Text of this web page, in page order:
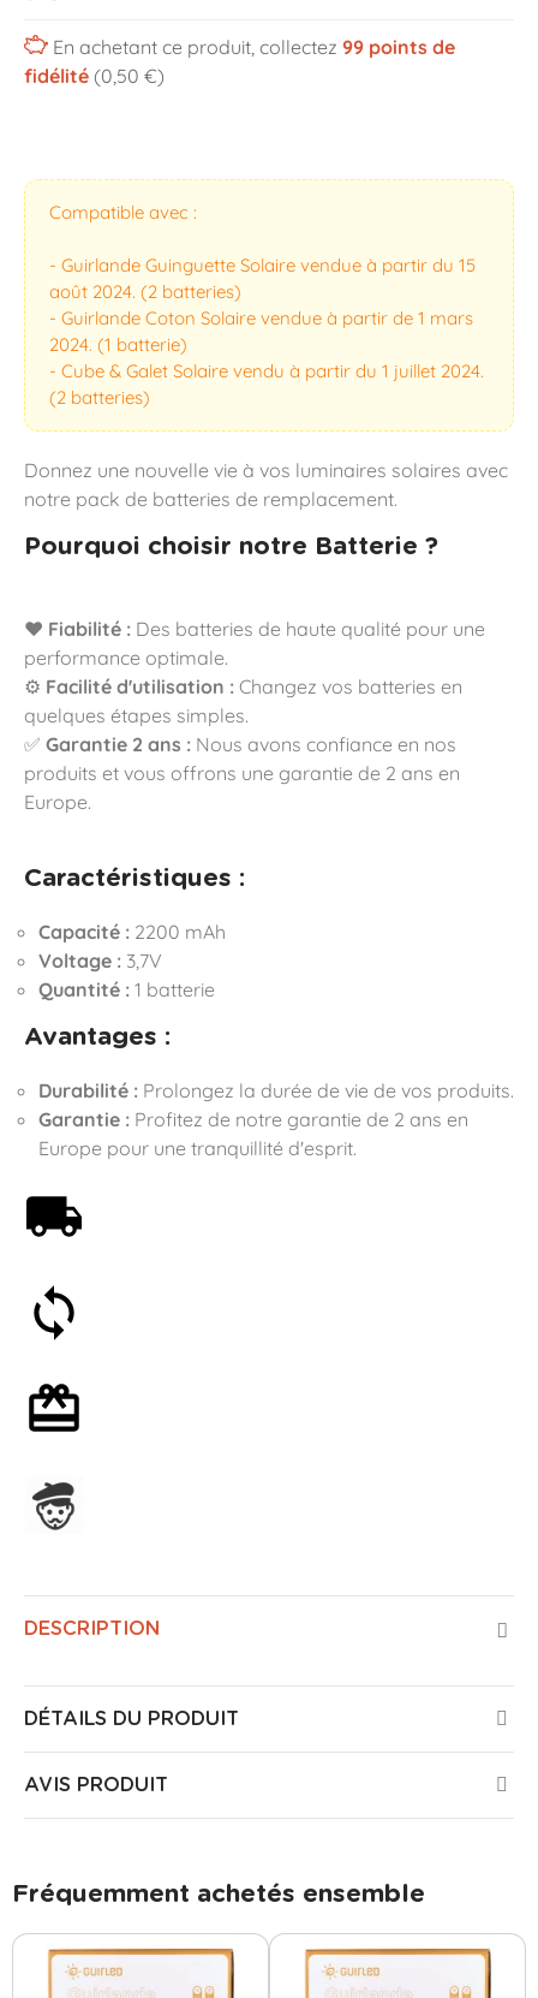
En achetant ce produit, collectez 99points de
fidélité (0,50 €)
Compatible avec :
- Guirlande Guinguette Solaire vendue à partir du 15
août 2024. (2 batteries)
- Guirlande Coton Solaire vendue à partir de 1 mars
2024. (1 batterie)
- Cube & Galet Solaire vendu à partir du 1 juillet 2024.
(2 batteries)
Donnez une nouvelle vie à vos luminaires solaires avec
notre pack de batteries de remplacement.
Pourquoi choisir notre Batterie ?
❤️ Fiabilité : Des batteries de haute qualité pour une
performance optimale.
⚙️ Facilité d'utilisation : Changez vos batteries en
quelques étapes simples.
✅ Garantie 2 ans : Nous avons confiance en nos
produits et vous offrons une garantie de 2 ans en
Europe.
Caractéristiques :
Capacité : 2200 mAh
Voltage : 3,7V
Quantité : 1 batterie
Avantages :
Durabilité : Prolongez la durée de vie de vos produits.
Garantie : Profitez de notre garantie de 2 ans en
Europe pour une tranquillité d'esprit.
DESCRIPTION
DÉTAILS DU PRODUIT
AVIS PRODUIT
Fréquemment achetés ensemble